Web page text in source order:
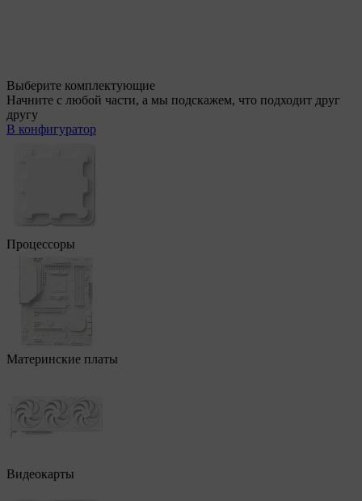
Выберите комплектующие
Начните с любой части, а мы подскажем, что подходит друг
другу
В конфигуратор
Процессоры
Материнские платы
Видеокарты